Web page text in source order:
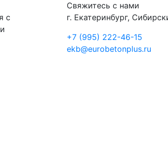
с
Свяжитесь с нами
г. Екатеринбург,
+7 (995) 222-46-15
ekb@eurobetonplus.ru